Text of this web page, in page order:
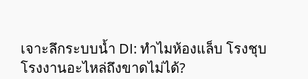
เจาะลึกระบบน้ำ DI: ทำไมห้องแล็บ โรงชุบ
โรงงานอะไหล่ถึงขาดไม่ได้?